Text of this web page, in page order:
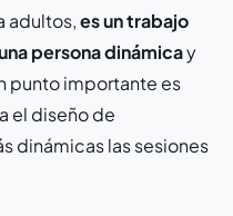
adultos,es un trabajo
persona dinámicay
punto importante es
el diseño de
dinámicas las sesiones